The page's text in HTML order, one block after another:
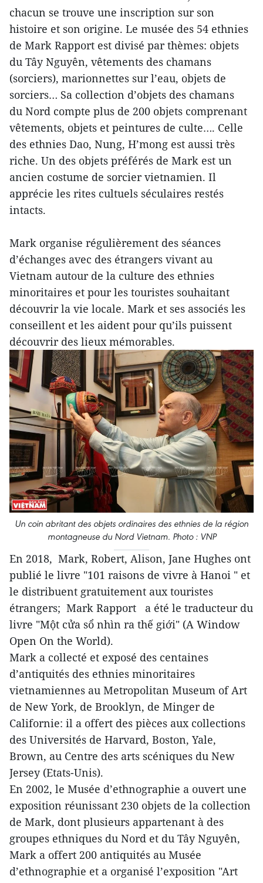
chacun se trouve une inscription sur son
histoire et son origine. Le musée des 54 ethnies
de Mark Rapport est divisé par thèmes: objets
du Tây Nguyên, vêtements des chamans
(sorciers), marionnettes sur l’eau, objets de
sorciers… Sa collection d’objets des chamans
du Nord compte plus de 200 objets comprenant
vêtements, objets et peintures de culte…. Celle
des ethnies Dao, Nung, H’mong est aussi très
riche. Un des objets préférés de Mark est un
ancien costume de sorcier vietnamien. Il
apprécie les rites cultuels séculaires restés
intacts.
Mark organise régulièrement des séances
d’échanges avec des étrangers vivant au
Vietnam autour de la culture des ethnies
minoritaires et pour les touristes souhaitant
découvrir la vie locale. Mark et ses associés les
conseillent et les aident pour qu’ils puissent
découvrir des lieux mémorables.
Un coin abritant des objets ordinaires des ethnies de la région
montagneuse du Nord Vietnam. Photo : VNP
En 2018, Mark, Robert, Alison, Jane Hughes ont
publié le livre "101 raisons de vivre à Hanoi " et
le distribuent gratuitement aux touristes
étrangers; Mark Rapport a été le traducteur du
livre "Một cửa sổ nhìn ra thế giới" (A Window
Open On the World).
Mark a collecté et exposé des centaines
d’antiquités des ethnies minoritaires
vietnamiennes au Metropolitan Museum of Art
de New York, de Brooklyn, de Minger de
Californie: il a offert des pièces aux collections
des Universités de Harvard, Boston, Yale,
Brown, au Centre des arts scéniques du New
Jersey (Etats-Unis).
En 2002, le Musée d’ethnographie a ouvert une
exposition réunissant 230 objets de la collection
de Mark, dont plusieurs appartenant à des
groupes ethniques du Nord et du Tây Nguyên,
Mark a offert 200 antiquités au Musée
d’ethnographie et a organisé l’exposition "Art